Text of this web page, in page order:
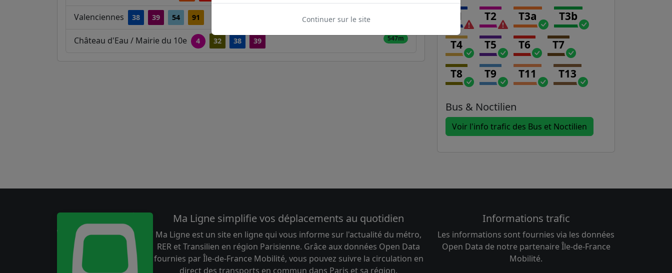
Valenciennes 38 39 54 91
Château d'Eau / Mairie du 10e 4 32 38 39 547m
T1 T2 T3a T3b
T4 T5 T6 T7
T8 T9 T11 T13
Bus & Noctilien
Voir l'info trafic des Bus et Noctilien
Ma Ligne simplifie vos déplacements au quotidien
Ma Ligne est un site en ligne qui vous informe sur l'actualité du métro,
RER et Transilien en région Parisienne. Grâce aux données Open Data
fournies par Île-de-France Mobilité, vous pouvez suivre la circulation en
direct des transports en commun dans Paris et sa région.
Informations trafic
Les informations sont fournies via les données
Open Data de notre partenaire Île-de-France
Mobilité.
Continuer sur le site